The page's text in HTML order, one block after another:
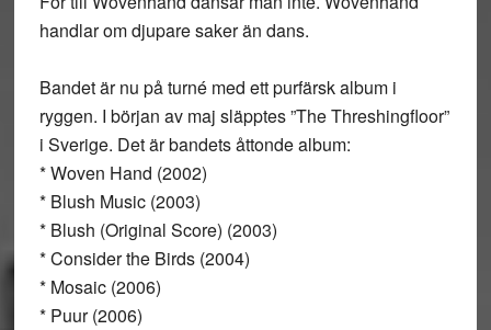
handlar om djupare saker än dans.
Bandet är nu på turné med ett purfärsk album i
ryggen. I början av maj släpptes ”The Threshingfloor”
i Sverige. Det är bandets åttonde album:
* Woven Hand (2002)
* Blush Music (2003)
* Blush (Original Score) (2003)
* Consider the Birds (2004)
* Mosaic (2006)
* Puur (2006)